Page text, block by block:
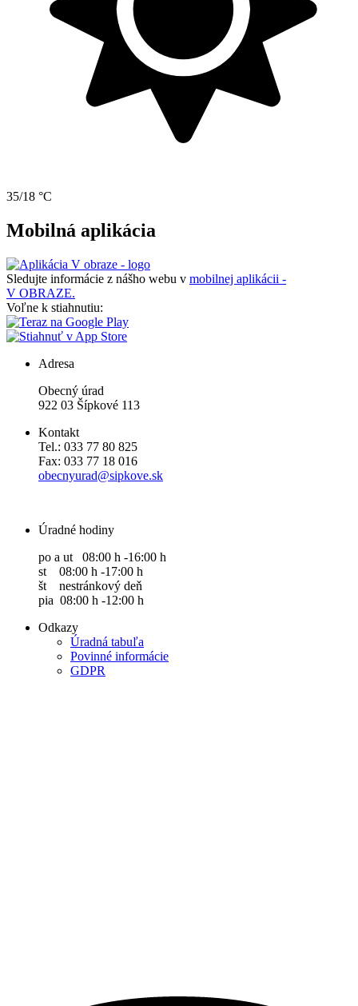
35/18 °C
Mobilná aplikácia
Sledujte informácie z nášho webu v mobilnej aplikácii -
V OBRAZE.
Voľne k stiahnutiu:
Adresa
Obecný úrad
922 03 Šípkové 113
Kontakt
Tel.: 033 77 80 825
Fax: 033 77 18 016
obecnyurad@sipkove.sk
Úradné hodiny
po a ut 08:00 h -16:00 h
st 08:00 h -17:00 h
št nestránkový deň
pia 08:00 h -12:00 h
Odkazy
Úradná tabuľa
Povinné informácie
GDPR